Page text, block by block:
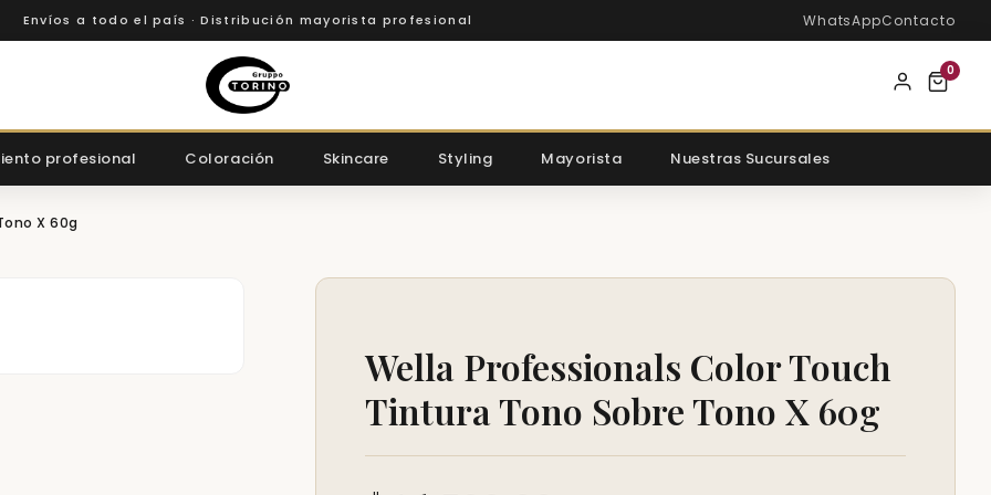
Envíos a todo el país · Distribución mayorista profesional WhatsAppContacto
0
profesional Coloración Skincare Styling Mayorista Nuestras Sucursales
X 60g
Wella Professionals Color Touch
Tintura Tono Sobre Tono X 60g